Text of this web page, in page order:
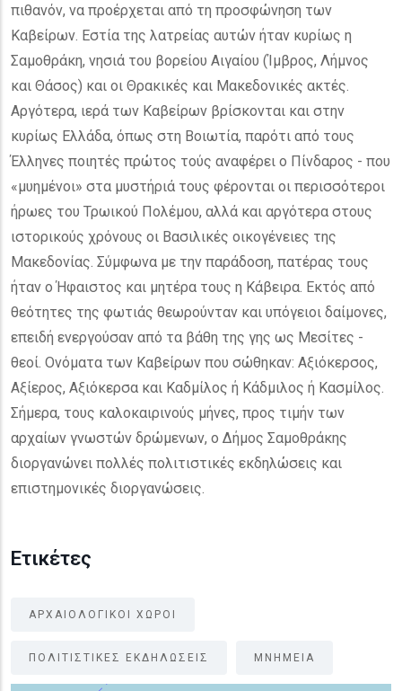
πιθανόν, να προέρχεται από τη προσφώνηση των
Καβείρων. Εστία της λατρείας αυτών ήταν κυρίως η
Σαμοθράκη, νησιά του βορείου Αιγαίου (Ίμβρος, Λήμνος
και Θάσος) και οι Θρακικές και Μακεδονικές ακτές.
Αργότερα, ιερά των Καβείρων βρίσκονται και στην
κυρίως Ελλάδα, όπως στη Βοιωτία, παρότι από τους
Έλληνες ποιητές πρώτος τούς αναφέρει ο Πίνδαρος - που
«μυημένοι» στα μυστήριά τους φέρονται οι περισσότεροι
ήρωες του Τρωικού Πολέμου, αλλά και αργότερα στους
ιστορικούς χρόνους οι Βασιλικές οικογένειες της
Μακεδονίας. Σύμφωνα με την παράδοση, πατέρας τους
ήταν ο Ήφαιστος και μητέρα τους η Κάβειρα. Εκτός από
θεότητες της φωτιάς θεωρούνταν και υπόγειοι δαίμονες,
επειδή ενεργούσαν από τα βάθη της γης ως Μεσίτες -
θεοί. Ονόματα των Καβείρων που σώθηκαν: Αξιόκερσος,
Αξίερος, Αξιόκερσα και Καδμίλος ή Κάδμιλος ή Κασμίλος.
Σήμερα, τους καλοκαιρινούς μήνες, προς τιμήν των
αρχαίων γνωστών δρώμενων, ο Δήμος Σαμοθράκης
διοργανώνει πολλές πολιτιστικές εκδηλώσεις και
επιστημονικές διοργανώσεις.
Ετικέτες
ΑΡΧΑΙΟΛΟΓΙΚΟΙ ΧΩΡΟΙ
ΠΟΛΙΤΙΣΤΙΚΕΣ ΕΚΔΗΛΩΣΕΙΣ ΜΝΗΜΕΙΑ